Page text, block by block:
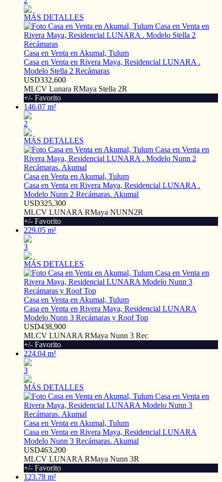
MÁS DETALLES
Casa en Venta en Akumal, Tulum
Casa en Venta en Rivera Maya, Residencial LUNARA .
Modelo Stella 2 Recámaras
USD332,600
MLCV Lunara RMaya Stella 2R
+/- Favorito
146.07 m²
2
MÁS DETALLES
Casa en Venta en Akumal, Tulum
Casa en Venta en Rivera Maya, Residencial LUNARA .
Modelo Nunn 2 Recámaras. Akumal
USD325,300
MLCV LUNARA RMaya NUNN2R
+/- Favorito
229.05 m²
3
MÁS DETALLES
Casa en Venta en Akumal, Tulum
Casa en Venta en Rivera Maya, Residencial LUNARA
Modelo Nunn 3 Recámaras y Roof Top
USD438,900
MLCV LUNARA RMaya Nunn 3 Rec
+/- Favorito
224.04 m²
3
MÁS DETALLES
Casa en Venta en Akumal, Tulum
Casa en Venta en Rivera Maya, Residencial LUNARA
Modelo Nunn 3 Recámaras. Akumal
USD463,200
MLCV LUNARA RMaya Nunn 3R
+/- Favorito
123.78 m²